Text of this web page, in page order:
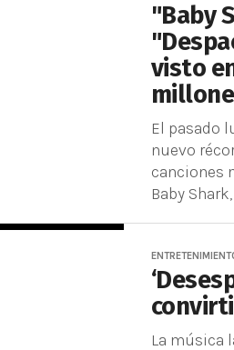
"Baby
visto
El pasado
nuevo
canciones
Baby Shark,
La música